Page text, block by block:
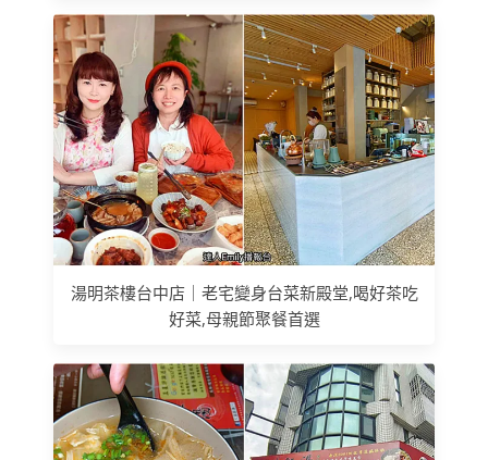
湯明茶樓台中店｜老宅變身台菜新殿堂,喝好茶吃
好菜,母親節聚餐首選